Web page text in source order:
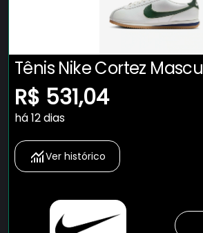
Tênis Nike Cortez
R$ 531,04
há 12 dias
Ver histórico